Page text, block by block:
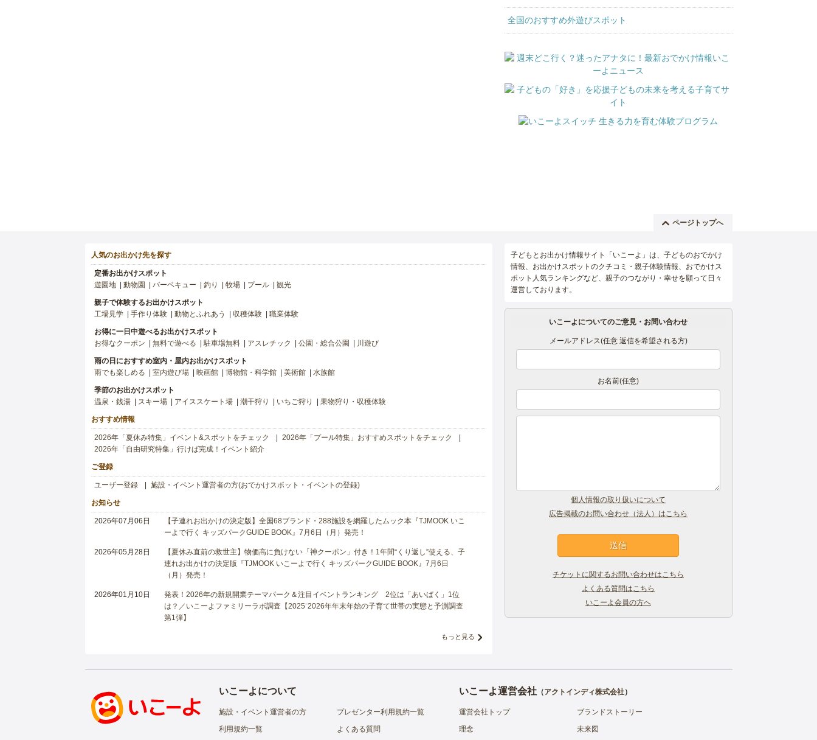
全国のおすすめ外遊びスポット
ページトップへ
人気のお出かけ先を探す
定番お出かけスポット
遊園地
動物園 バーベキュー 釣り 牧場 プール 観光
親子で体験するお出かけスポット
工場見学
手作り体験 動物とふれあう 収穫体験 職業体験
お得に一日中遊べるお出かけスポット
お得なクーポン
無料で遊べる 駐車場無料 アスレチック 公園・総合公園 川遊び
雨の日におすすめ室内・屋内お出かけスポット
雨でも楽しめる
室内遊び場 映画館 博物館・科学館 美術館 水族館
季節のお出かけスポット
温泉・銭湯
スキー場 アイススケート場 潮干狩り いちご狩り 果物狩り・収穫体験
おすすめ情報
2026年「夏休み特集」イベント&スポットをチェック
2026年「プール特集」おすすめスポットをチェック
2026年「自由研究特集」行けば完成！イベント紹介
ご登録
ユーザー登録 施設・イベント運営者の方(おでかけスポット・イベントの登録)
お知らせ
2026年07月06日
【子連れお出かけの決定版】全国68ブランド・288施設を網羅したムック本『TJMOOK いこ
ーよで行く キッズパークGUIDE BOOK』7月6日（月）発売！
2026年05月28日
【夏休み直前の救世主】物価高に負けない「神クーポン」付き！1年間“くり返し”使える、子
連れお出かけの決定版『TJMOOK いこーよで行く キッズパークGUIDE BOOK』7月6日
（月）発売！
2026年01月10日
発表！2026年の新規開業テーマパーク＆注目イベントランキング 2位は「あいぱく」1位
は？／いこーよファミリーラボ調査【2025⁻2026年年末年始の子育て世帯の実態と予測調査
第1弾】
もっと見る
子どもとお出かけ情報サイト「いこーよ」は、子どものおでかけ
情報、お出かけスポットのクチコミ・親子体験情報、おでかけス
ポット人気ランキングなど、親子のつながり・幸せを願って日々
運営しております。
いこーよについてのご意見・お問い合わせ
メールアドレス(任意 返信を希望される方)
お名前(任意)
個人情報の取り扱いについて
広告掲載のお問い合わせ（法人）はこちら
チケットに関するお問い合わせはこちら
よくある質問はこちら
いこーよ会員の方へ
いこーよについて
施設・イベント運営者の方
プレゼンター利用規約一覧
利用規約一覧
よくある質問
いこーよ運営会社（アクトインディ株式会社）
運営会社トップ
ブランドストーリー
理念
未来図